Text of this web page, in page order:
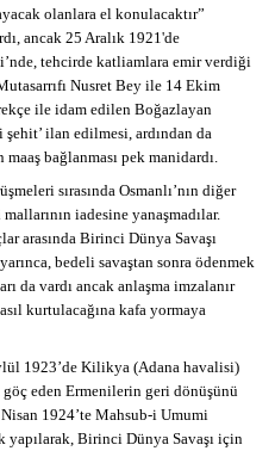
olanlara el konulacaktır”
ancak 25 Aralık 1921'de
tehcirde katliamlara emir verdiği
Nusret Bey ile 14 Ekim
ile idam edilen Boğazlayan
ilan edilmesi, ardından da
bağlanması pek manidardı.
sırasında Osmanlı’nın diğer
iadesine yanaşmadılar.
arasında Birinci Dünya Savaşı
bedeli savaştan sonra ödenmek
da vardı ancak anlaşma imzalanır
kurtulacağına kafa yormaya
1923’de Kilikya (Adana havalisi)
göç eden Ermenilerin geri dönüşünü
1924’te Mahsub-i Umumi
Birinci Dünya Savaşı için